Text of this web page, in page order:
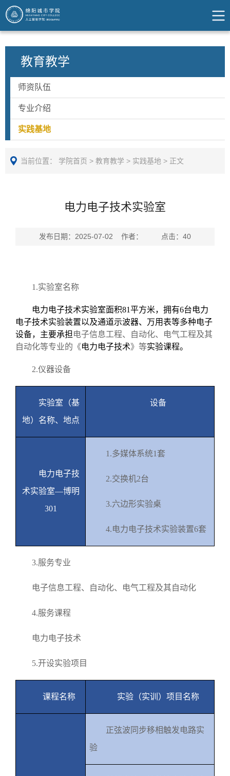
教育教学
师资队伍
专业介绍
实践基地
当前位置： 学院首页 > 教育教学 > 实践基地 > 正文
电力电子技术实验室
发布日期：2025-07-02 作者： 点击： 40
1.实验室名称
电力电子技术实验室面积81平方米，拥有6台电力
电子技术实验装置以及通道示波器、万用表等多种电子
设备，主要承担 电子信息工程、自动化、电气工程及其
自动化等专业的《电力电子技术》等实验课程。
2.仪器设备
实验室（基
地）名称、地点
设备
电力电子技
术实验室—博明
301
1.多媒体系统1 套
2.交换机2台
3.六边形实验桌
4.电力电子技术实验装置6套
3.服务专业
电子信息工程、自动化、电气工程及其自动化
4.服务课程
电力电子技术
5.开设实验项目
课程名称 实验（实训）项目名称
正弦波同步移相触发电路实
验